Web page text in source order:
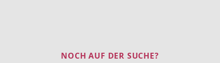
NOCH AUF DER SUCHE?